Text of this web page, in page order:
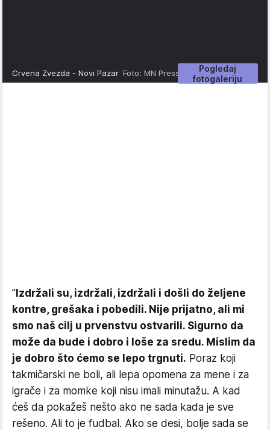
Pogledaj
fotogaleriju
Crvena Zvezda - Novi Pazar Foto: MN Press
"Izdržali su, izdržali, izdržali i došli do željene
kontre, grešaka i pobedili. Nije prijatno, ali mi
smo naš cilj u prvenstvu ostvarili. Sigurno da
može da bude i dobro i loše za sredu. Mislim da
je dobro što ćemo se lepo trgnuti. Poraz koji
takmičarski ne boli, ali lepa opomena za mene i za
igrače i za momke koji nisu imali minutažu. A kad
ćeš da pokažeš nešto ako ne sada kada je sve
rešeno. Ali to je fudbal. Ako se desi, bolje sada se